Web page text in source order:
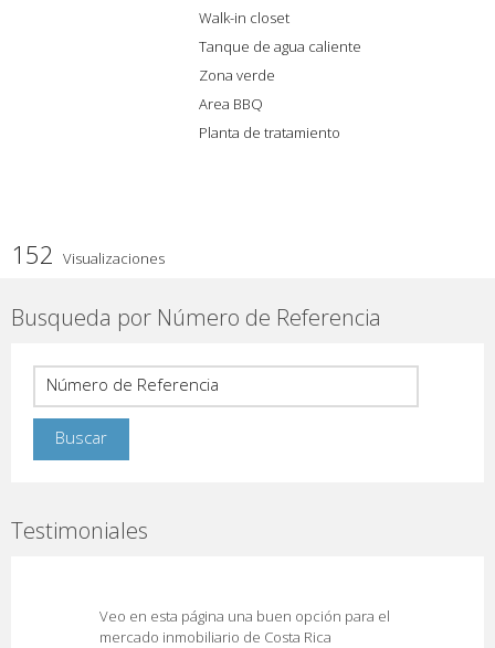
Walk-in closet
Tanque de agua caliente
Zona verde
Area BBQ
Planta de tratamiento
152 Visualizaciones
Busqueda por Número de Referencia
Testimoniales
Veo en esta página una buen opción para el
mercado inmobiliario de Costa Rica